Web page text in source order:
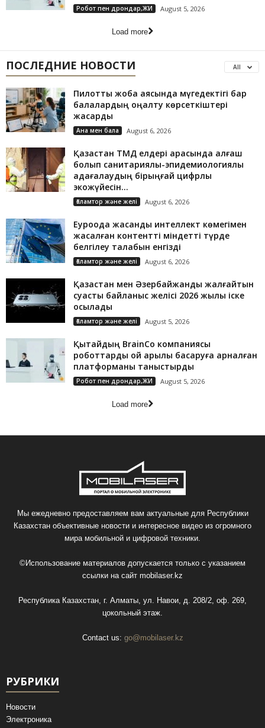
Робот пен дрондар,ЖИ August 5, 2026
Load more
ПОСЛЕДНИЕ НОВОСТИ All
Пилоттық жоба аясында мүгедектігі бар
балалардың оңалту көрсеткіштері
жақсарды
Ана мен бала August 6, 2026
Қазақстан ТМД елдері арасында алғаш
болып санитариялық-эпидемиологиялық
қадағалаудың бірыңғай цифрлық
экожүйесін...
Ғаламтор және желі August 6, 2026
Еуроодақ жасанды интеллект көмегімен
жасалған контентті міндетті түрде
белгілеу талабын енгізді
Ғаламтор және желі August 6, 2026
Қазақстан мен Әзербайжанды жалғайтын
суасты байланыс желісі 2026 жылы іске
қосылады
Ғаламтор және желі August 5, 2026
Қытайдың BrainCo компаниясы
роботтарды ой арқылы басқаруға арналған
платформаны таныстырды
Робот пен дрондар,ЖИ August 5, 2026
Load more
Мы ежедневно предоставляем вам актуальные для Республики
Казахстан объективные новости и интересное видео из огромного
мира мобильной и цифровой техники.
©Использование материалов допускается только с указанием
ссылки на сайт mobilaser.kz
Республика Казахстан, г. Алматы, ул. Навои, д. 208/2, оф. 269,
цокольный этаж.
Contact us: go@mobilaser.kz
РУБРИКИ
Новости
Электроника